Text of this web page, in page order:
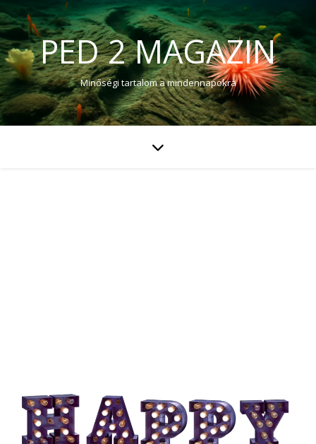
PED 2 MAGAZIN
Minőségi tartalom a mindennapokra